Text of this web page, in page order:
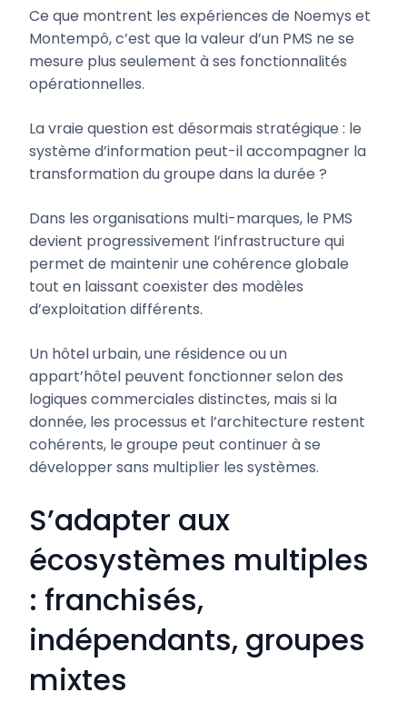
Ce que montrent les expériences de Noemys et
Montempô, c’est que la valeur d’un PMS ne se
mesure plus seulement à ses fonctionnalités
opérationnelles.
La vraie question est désormais stratégique : le
système d’information peut-il accompagner la
transformation du groupe dans la durée ?
Dans les organisations multi-marques, le PMS
devient progressivement l’infrastructure qui
permet de maintenir une cohérence globale
tout en laissant coexister des modèles
d’exploitation différents.
Un hôtel urbain, une résidence ou un
appart’hôtel peuvent fonctionner selon des
logiques commerciales distinctes, mais si la
donnée, les processus et l’architecture restent
cohérents, le groupe peut continuer à se
développer sans multiplier les systèmes.
S’adapter aux
écosystèmes multiples
: franchisés,
indépendants, groupes
mixtes